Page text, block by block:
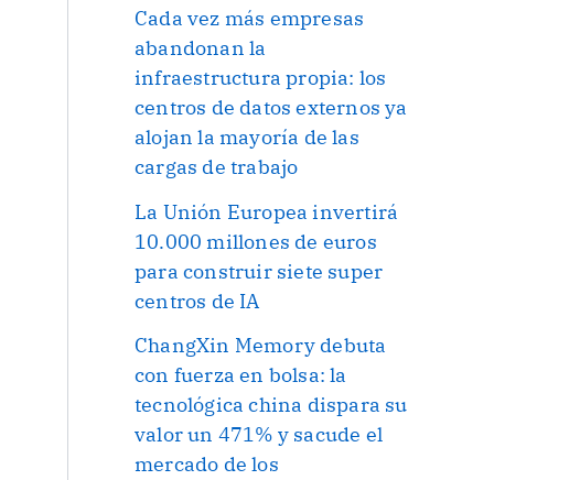
Cada vez más empresas
abandonan la
infraestructura propia: los
centros de datos externos ya
alojan la mayoría de las
cargas de trabajo
La Unión Europea invertirá
10.000 millones de euros
para construir siete super
centros de IA
ChangXin Memory debuta
con fuerza en bolsa: la
tecnológica china dispara su
valor un 471% y sacude el
mercado de los